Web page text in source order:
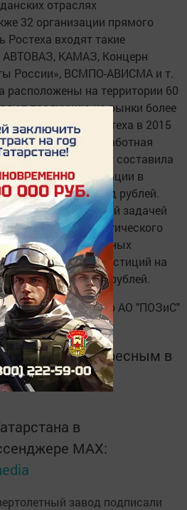
отраслях
32 организации прямого
Ростеха входят такие
АВТОВАЗ, КАМАЗ, Концерн
России», ВСМПО-АВИСМА и т.
расположены на территории 60
продукцию на рынки более
выручка Ростеха в 2015
млрд рублей. Заработная
в 2015 году составила
выплаты Корпорации в
160 млрд рублей.
Ростеха, основной задачей
технологического
высококонкурентных
объём инвестиций на
4,3 трлн рублей.
Пресс-центр АО "ПОЗиС"
важным и интересным в
в
MАХ: